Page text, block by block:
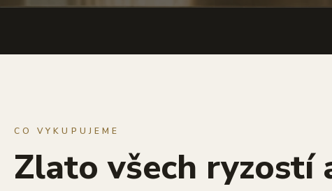
CO VYKUPUJEME
Zlato všech ryzostí